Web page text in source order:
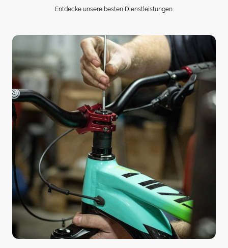
Entdecke unsere besten Dienstleistungen.